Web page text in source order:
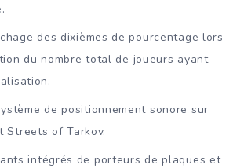
des dixièmes de pourcentage lors
du nombre total de joueurs ayant
de positionnement sonore sur
Streets of Tarkov.
intégrés de porteurs de plaques et